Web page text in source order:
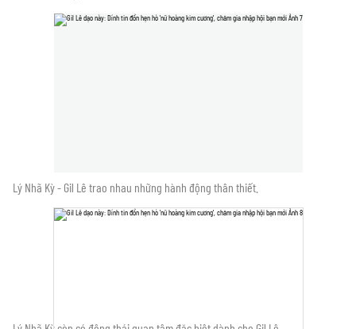
Lý Nhã Kỳ - Gil Lê trao nhau những hành động thân thiết.